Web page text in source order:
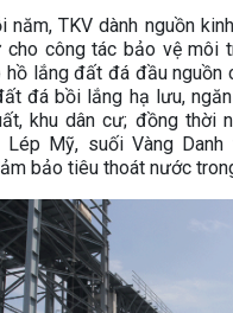
năm, TKV dành nguồn
công tác bảo vệ môi
lắng đất đá đầu nguồn
đá bồi lắng hạ lưu,
khu dân cư; đồng thời
Lép Mỹ, suối Vàng
bảo tiêu thoát nước